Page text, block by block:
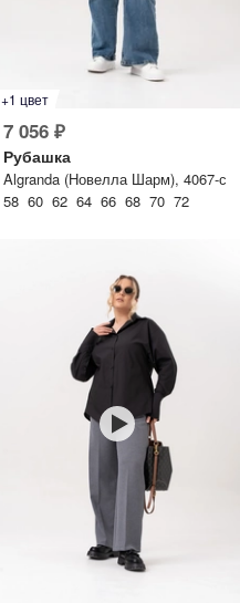
+1 цвет
7 056 ₽
Рубашка
Algranda (Новелла Шарм), 4067-с
58 60 62 64 66 68 70 72